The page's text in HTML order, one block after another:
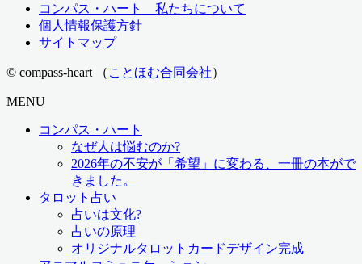
コンパス・ハート 私たちについて
個人情報保護方針
サイトマップ
© compass-heart （ ことほむ合同会社）
MENU
コンパス・ハート
なぜ人は悩むのか?
2026年の不安が「希望」に変わる、一冊の本がで
きました。
タロット占い
占いは文化?
占いの原理
オリジナルタロットカードデザイン完成